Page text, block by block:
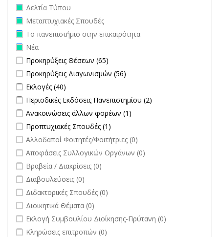
Remove Δελτία Τύπου filter
Δελτία Τύπου
Remove Μεταπτυχιακές Σπουδές filter
Μεταπτυχιακές Σπουδές
Remove Το πανεπιστήμιο στην επικαιρότητα filter
Το πανεπιστήμιο στην επικαιρότητα
Remove Νέα filter
Νέα
Apply Προκηρύξεις Θέσεων filter
Προκηρύξεις Θέσεων (65)
Apply Προκηρύξεις Διαγωνισμών filter
Προκηρύξεις Διαγωνισμών (56)
Apply Εκλογές filter
Εκλογές (40)
Apply Περιοδικές Εκδόσεις Πανεπιστημίου filter
Περιοδικές Εκδόσεις Πανεπιστημίου (2)
Apply Ανακοινώσεις άλλων φορέων filter
Ανακοινώσεις άλλων φορέων (1)
Apply Προπτυχιακές Σπουδές filter
Προπτυχιακές Σπουδές (1)
undefined
Αλλοδαποί Φοιτητές/Φοιτήτριες (0)
undefined
Αποφάσεις Συλλογικών Οργάνων (0)
undefined
Βραβεία / Διακρίσεις (0)
undefined
Διαβουλεύσεις (0)
undefined
Διδακτορικές Σπουδές (0)
undefined
Διοικητικά Θέματα (0)
undefined
Εκλογή Συμβουλίου Διοίκησης-Πρύτανη (0)
undefined
Κληρώσεις επιτροπών (0)